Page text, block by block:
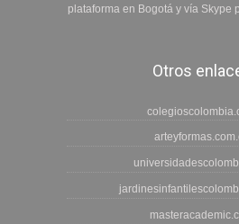
plataforma en Bogotá y vía Skype
Otros